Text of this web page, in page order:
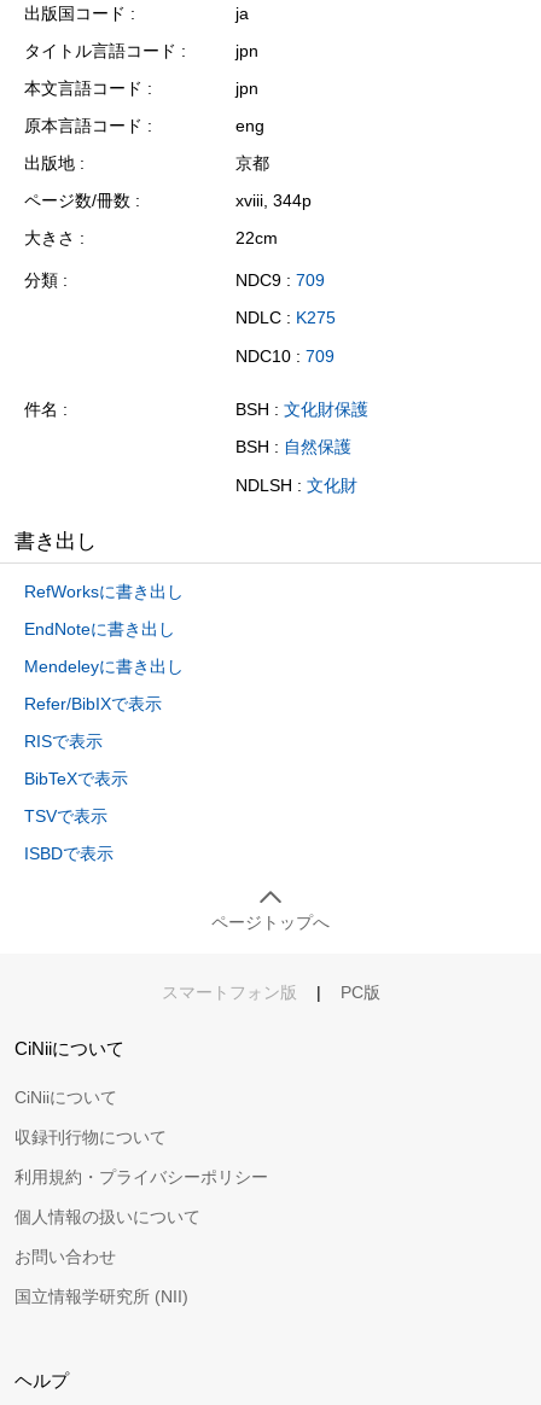
出版国コード
ja
タイトル言語コード
jpn
本文言語コード
jpn
原本言語コード
eng
出版地
京都
ページ数/冊数
xviii, 344p
大きさ
22cm
分類 NDC9 : 709
NDLC : K275
NDC10 : 709
件名 BSH : 文化財保護
BSH : 自然保護
NDLSH : 文化財
書き出し
RefWorksに書き出し
EndNoteに書き出し
Mendeleyに書き出し
Refer/BibIXで表示
RISで表示
BibTeXで表示
TSVで表示
ISBDで表示
ページトップへ
スマートフォン版 | PC版
CiNiiについて
CiNiiについて
収録刊行物について
利用規約・プライバシーポリシー
個人情報の扱いについて
お問い合わせ
国立情報学研究所 (NII)
ヘルプ